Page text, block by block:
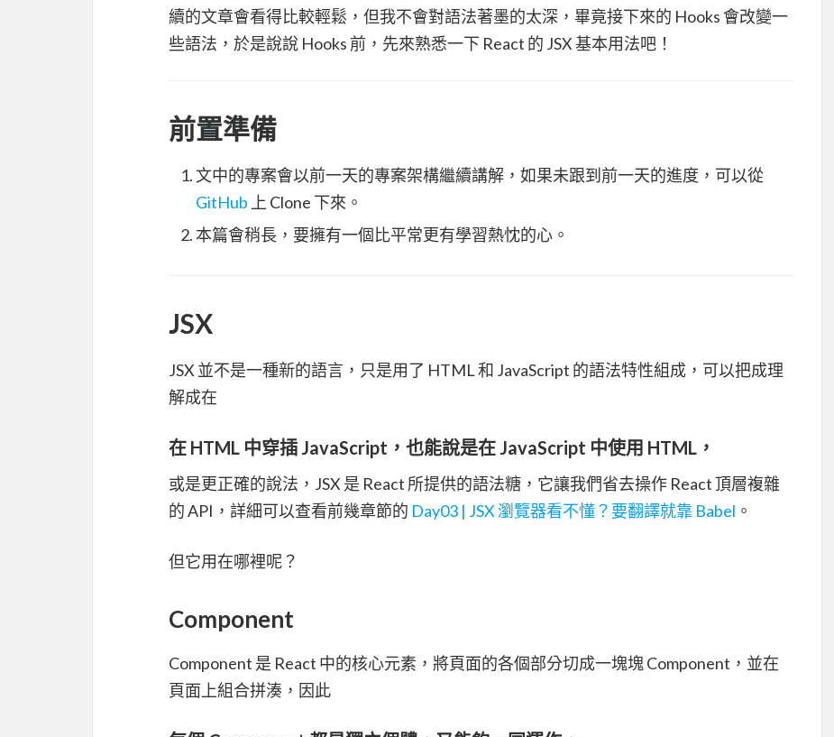
續的文章會看得比較輕鬆，但我不會對語法著墨的太深，畢竟接下來的 Hooks 會改變一
些語法，於是說說 Hooks 前，先來熟悉一下 React 的 JSX 基本用法吧！
前置準備
文中的專案會以前一天的專案架構繼續講解，如果未跟到前一天的進度，可以從
GitHub 上 Clone 下來。
本篇會稍長，要擁有一個比平常更有學習熱忱的心。
JSX
JSX 並不是一種新的語言，只是用了 HTML 和 JavaScript 的語法特性組成，可以把成理
解成在
在 HTML 中穿插 JavaScript，也能說是在 JavaScript 中使用 HTML，
或是更正確的說法，JSX 是 React 所提供的語法糖，它讓我們省去操作 React 頂層複雜
的 API，詳細可以查看前幾章節的 Day03 | JSX 瀏覽器看不懂？要翻譯就靠 Babel 。
但它用在哪裡呢？
Component
Component 是 React 中的核心元素，將頁面的各個部分切成一塊塊 Component，並在
頁面上組合拼湊，因此